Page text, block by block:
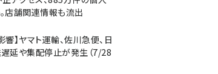
店舗関連情報も流出
響】ヤマト運輸、佐川急便、日
延や集配停止が発生（7/28